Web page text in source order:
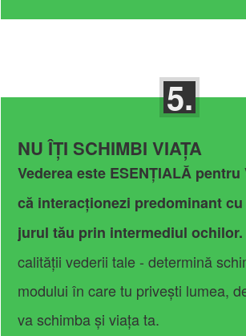
5.
NU ÎȚI SCHIMBI VIAȚA
Vederea este ESENȚIALĂ
că interacționezi predominant
jurul tău prin intermediul ochilor.
calității vederii tale - determină
modului în care tu privești lumea,
va schimba și viața ta.